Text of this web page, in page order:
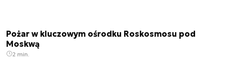
Pożar w kluczowym ośrodku Roskosmosu pod
Moskwą
2 min.